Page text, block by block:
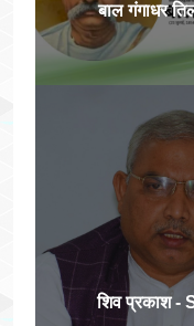
बाल गंगाधर
शिव प्रकाश -